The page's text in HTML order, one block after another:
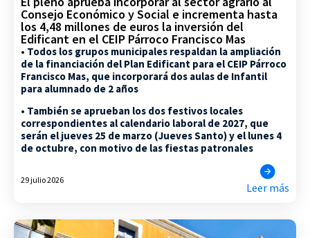
Consejo Económico y Social e incrementa hasta
los 4,48 millones de euros la inversión del
Edificant en el CEIP Párroco Francisco Mas
• Todos los grupos municipales respaldan la ampliación
de la financiación del Plan Edificant para el CEIP Párroco
Francisco Mas, que incorporará dos aulas de Infantil
para alumnado de 2 años
• También se aprueban los dos festivos locales
correspondientes al calendario laboral de 2027, que
serán el jueves 25 de marzo (Jueves Santo) y el lunes 4
de octubre, con motivo de las fiestas patronales
29 julio 2026
Leer más